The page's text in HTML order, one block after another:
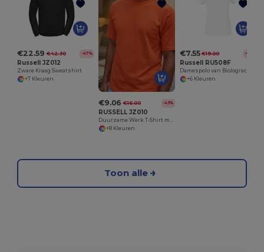
€22.59 €42.30 -47%
Russell JZ012
Zware Kraag Sweatshirt
+7 Kleuren
€9.06 €16.00 -43%
RUSSELL JZ010
+8 Kleuren
€7.55 €19.00 -60%
Russell RU508F
+6 Kleuren
Toon alle